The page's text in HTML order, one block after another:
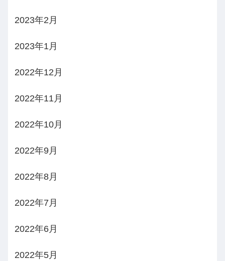
2023年2月
2023年1月
2022年12月
2022年11月
2022年10月
2022年9月
2022年8月
2022年7月
2022年6月
2022年5月